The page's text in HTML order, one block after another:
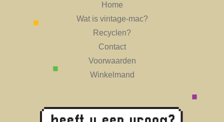
Home
Wat is vintage-mac?
Recyclen?
Contact
Voorwaarden
Winkelmand